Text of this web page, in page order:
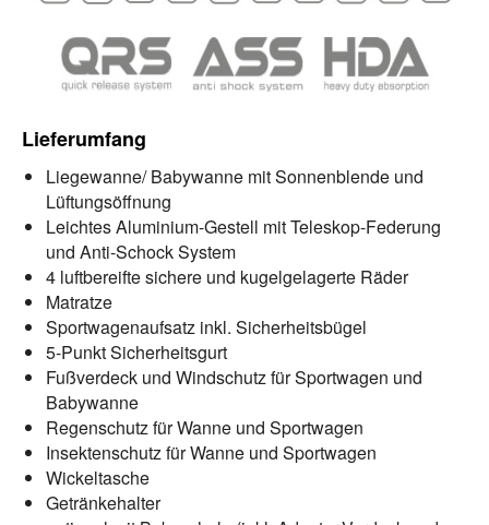
Lieferumfang
Liegewanne/ Babywanne mit Sonnenblende und
Lüftungsöffnung
Leichtes Aluminium-Gestell mit Teleskop-Federung
und Anti-Schock System
4 luftbereifte sichere und kugelgelagerte Räder
Matratze
Sportwagenaufsatz inkl. Sicherheitsbügel
5-Punkt Sicherheitsgurt
Fußverdeck und Windschutz für Sportwagen und
Babywanne
Regenschutz für Wanne und Sportwagen
Insektenschutz für Wanne und Sportwagen
Wickeltasche
Getränkehalter